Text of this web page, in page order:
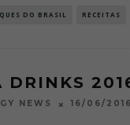
DO BRASIL RECEITAS
DRINKS
NEWS 16/06/2016